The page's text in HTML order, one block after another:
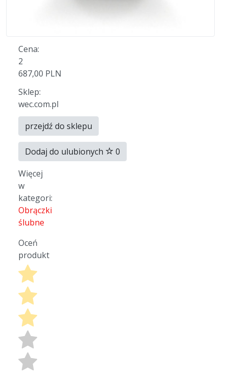
Cena:
2
687,00 PLN
Sklep:
wec.com.pl
przejdź do sklepu
Dodaj do ulubionych
0
Więcej
w
kategori:
Obrączki
ślubne
Oceń
produkt